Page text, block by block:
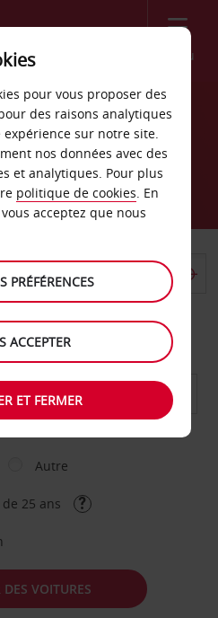
Menu
Mc
de retour
DATE DE RETOUR
Autre
25 ans
VOITURES
pour vous proposer des
des raisons analytiques
sur notre site.
nos données avec des
et analytiques. Pour plus
politique de cookies. En
acceptez que nous
PRÉFÉRENCES
ACCEPTER
ET FERMER